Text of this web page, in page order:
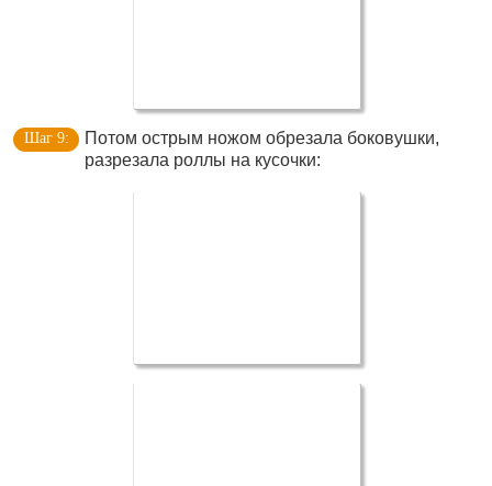
Потом острым ножом обрезала боковушки,
разрезала роллы на кусочки: